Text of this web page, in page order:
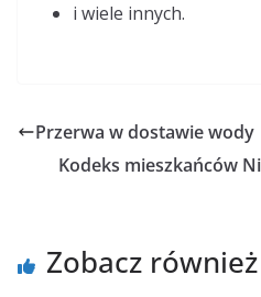
i wiele innych.
Przerwa w dostawie wody
Kodeks mieszkańców
Zobacz również